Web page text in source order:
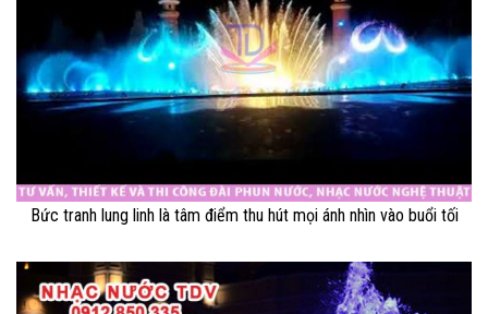
Bức tranh lung linh là tâm điểm thu hút mọi ánh nhìn vào buổi tối